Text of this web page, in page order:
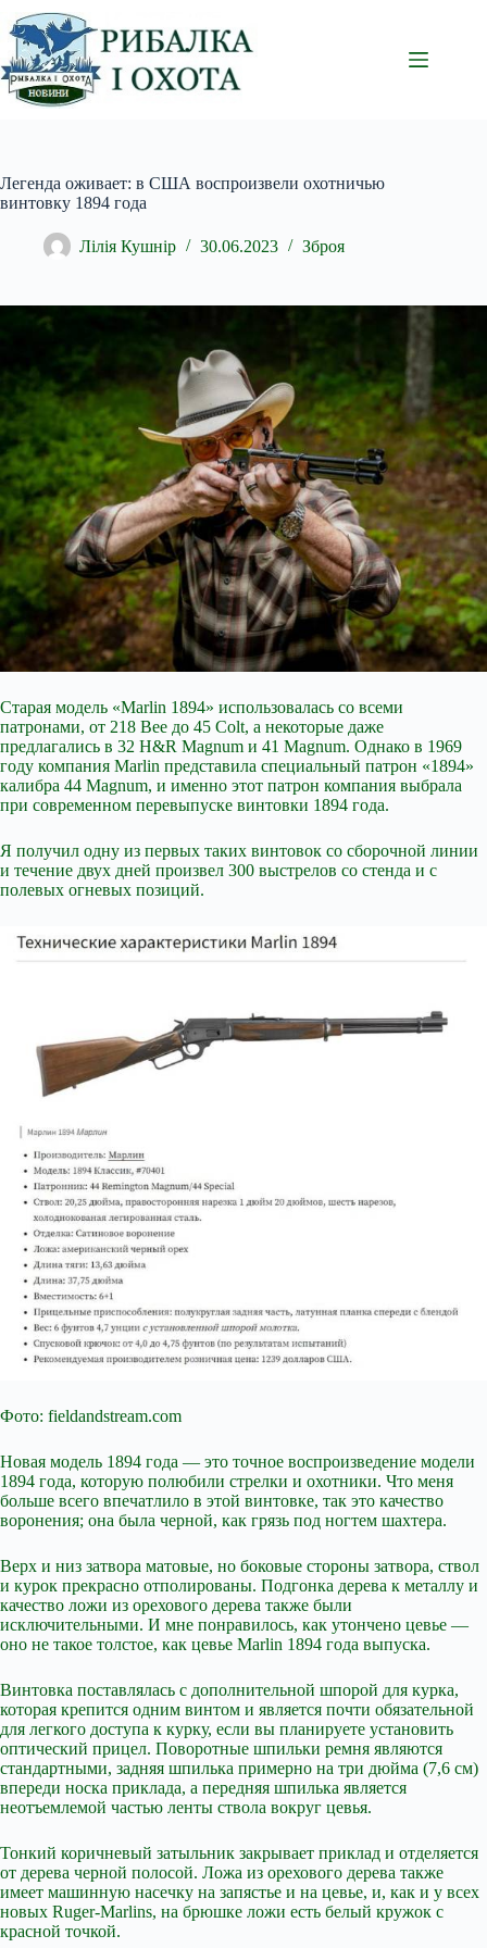
Перейти
до
вмісту
Легенда оживает: в США воспроизвели охотничью
винтовку 1894 года
Лілія Кушнір 30.06.2023 Зброя
Старая модель «Marlin 1894» использовалась со всеми
патронами, от 218 Bee до 45 Colt, а некоторые даже
предлагались в 32 H&R Magnum и 41 Magnum. Однако в 1969
году компания Marlin представила специальный патрон «1894»
калибра 44 Magnum, и именно этот патрон компания выбрала
при современном перевыпуске винтовки 1894 года.
Я получил одну из первых таких винтовок со сборочной линии
и течение двух дней произвел 300 выстрелов со стенда и с
полевых огневых позиций.
Фото: fieldandstream.com
Новая модель 1894 года — это точное воспроизведение модели
1894 года, которую полюбили стрелки и охотники. Что меня
больше всего впечатлило в этой винтовке, так это качество
воронения; она была черной, как грязь под ногтем шахтера.
Верх и низ затвора матовые, но боковые стороны затвора, ствол
и курок прекрасно отполированы. Подгонка дерева к металлу и
качество ложи из орехового дерева также были
исключительными. И мне понравилось, как утончено цевье —
оно не такое толстое, как цевье Marlin 1894 года выпуска.
Винтовка поставлялась с дополнительной шпорой для курка,
которая крепится одним винтом и является почти обязательной
для легкого доступа к курку, если вы планируете установить
оптический прицел. Поворотные шпильки ремня являются
стандартными, задняя шпилька примерно на три дюйма (7,6 см)
впереди носка приклада, а передняя шпилька является
неотъемлемой частью ленты ствола вокруг цевья.
Тонкий коричневый затыльник закрывает приклад и отделяется
от дерева черной полосой. Ложа из орехового дерева также
имеет машинную насечку на запястье и на цевье, и, как и у всех
новых Ruger-Marlins, на брюшке ложи есть белый кружок с
красной точкой.